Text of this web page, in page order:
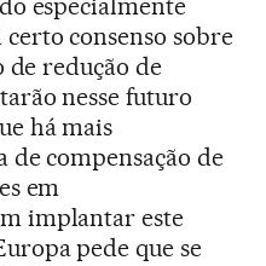
especialmente
consenso sobre
de redução de
nesse futuro
há mais
de compensação de
em
implantar este
pede que se